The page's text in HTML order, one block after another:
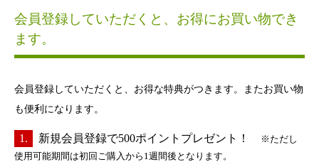
会員登録していただくと、お得にお買い物でき
ます。
会員登録していただくと、お得な特典がつきます。またお買い物
も便利になります。
新規会員登録で500ポイントプレゼント！
※ただし
使用可能期間は初回ご購入から1週間後となります。